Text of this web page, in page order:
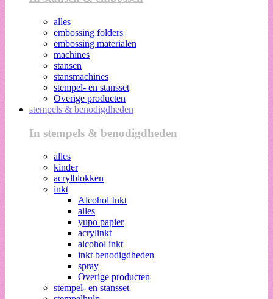
alles
embossing folders
embossing materialen
machines
stansen
stansmachines
stempel- en stansset
Overige producten
stempels & benodigdheden
In stempels & benodigdheden
alles
kinder
acrylblokken
inkt
Alcohol Inkt
alles
yupo papier
acrylinkt
alcohol inkt
inkt benodigdheden
spray
Overige producten
stempel- en stansset